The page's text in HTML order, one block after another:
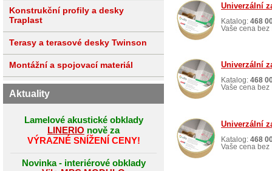
Univerzální
Katalog: 468
Vaše cena
Univerzální
Katalog: 468
Vaše cena
Univerzální
Katalog: 468
Vaše cena
Konstrukční profily a desky
Traplast
Terasy a terasové desky Twinson
Montážní a spojovací materiál
Aktuality
Lamelové akustické obklady
LINERIO nově za
VÝRAZNÉ SNÍŽENÍ CENY!
Novinka - interiérové obklady